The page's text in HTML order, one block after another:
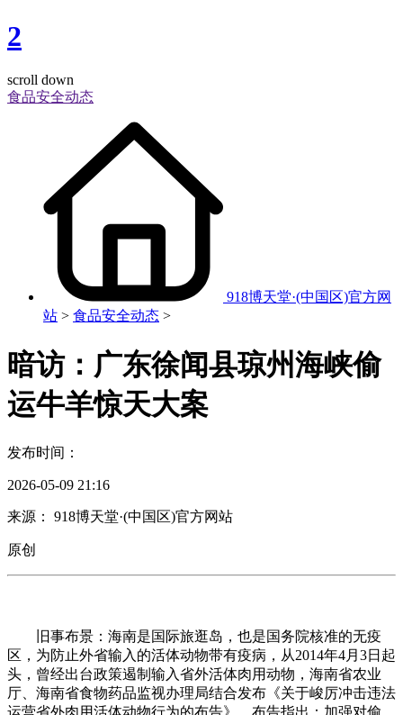
2
scroll down
食品安全动态
918博天堂·(中国区)官方网
站 > 食品安全动态 >
暗访：广东徐闻县琼州海峡偷
运牛羊惊天大案
发布时间：
2026-05-09 21:16
来源： 918博天堂·(中国区)官方网站
原创
旧事布景：海南是国际旅逛岛，也是国务院核准的无疫
区，为防止外省输入的活体动物带有疫病，从2014年4月3日起
头，曾经出台政策遏制输入省外活体肉用动物，海南省农业
厅、海南省食物药品监视办理局结合发布《关于峻厉冲击违法
运营省外肉用活体动物行为的布告》，布告指出：加强对偷